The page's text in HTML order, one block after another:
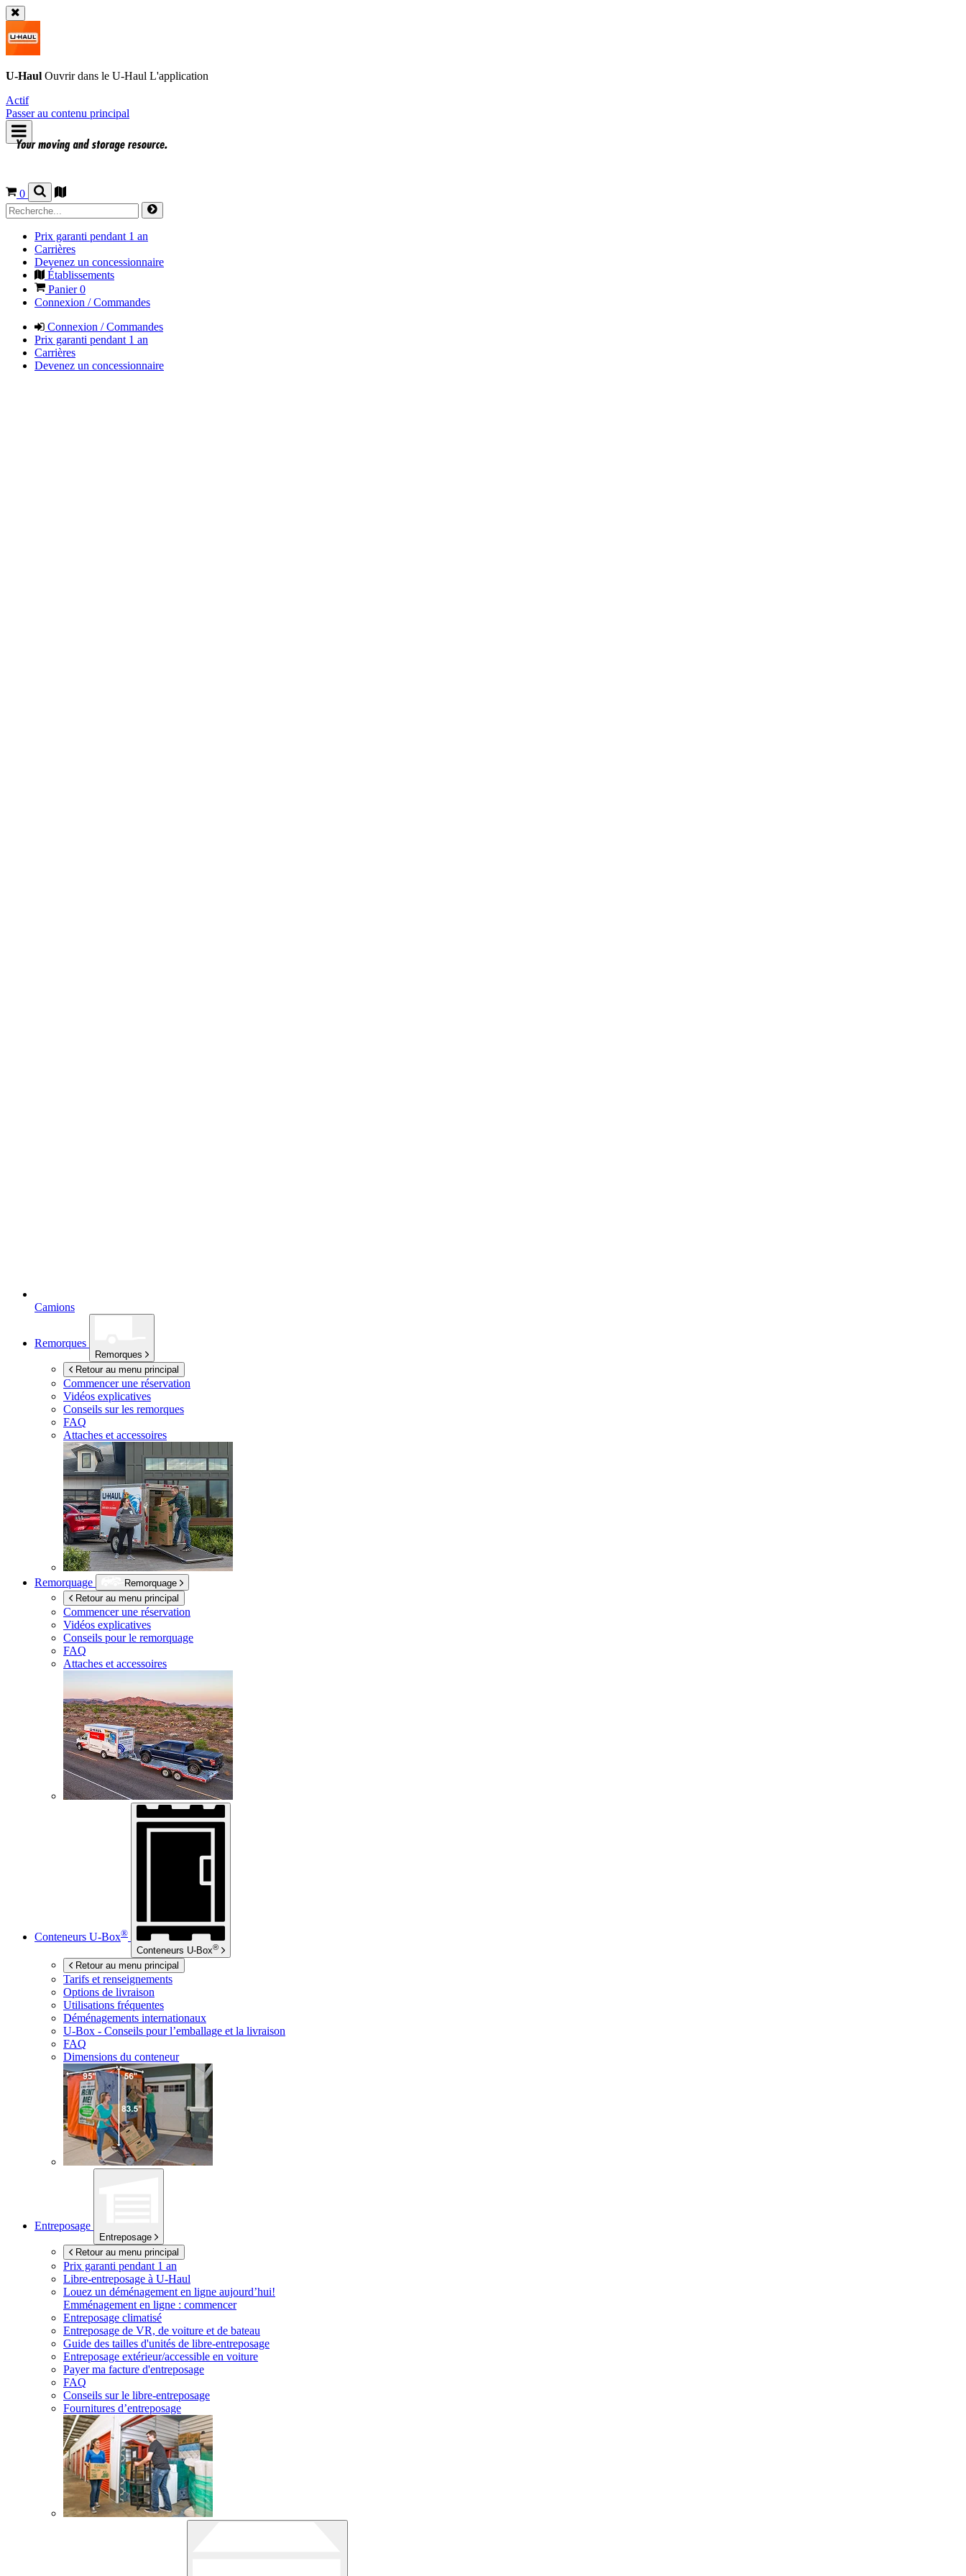
U-Haul Ouvrir dans le U-Haul L'application
Actif
Passer au contenu principal
0
Prix garanti pendant 1 an
Carrières
Devenez un concessionnaire
Établissements
Panier0
Connexion / Commandes
Connexion / Commandes
Prix garanti pendant 1 an
Carrières
Devenez un concessionnaire
Camions
Remorques
Remorques
Retour au menu principal
Commencer une réservation
Vidéos explicatives
Conseils sur les remorques
FAQ
Attaches et accessoires
Remorquage
Remorquage
Retour au menu principal
Commencer une réservation
Vidéos explicatives
Conseils pour le remorquage
FAQ
Attaches et accessoires
Conteneurs U-Box®
Conteneurs U-Box®
Retour au menu principal
Tarifs et renseignements
Options de livraison
Utilisations fréquentes
Déménagements internationaux
U-Box - Conseils pour l’emballage et la livraison
FAQ
Dimensions du conteneur
Entreposage
Entreposage
Retour au menu principal
Prix garanti pendant 1 an
Libre-entreposage à U-Haul
Louez un déménagement en ligne aujourd’hui!
Emménagement en ligne : commencer
Entreposage climatisé
Entreposage de VR, de voiture et de bateau
Guide des tailles d'unités de libre-entreposage
Entreposage extérieur/accessible en voiture
Payer ma facture d'entreposage
FAQ
Conseils sur le libre-entreposage
Fournitures d’entreposage